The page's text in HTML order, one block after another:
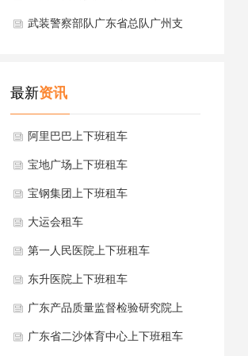
武装警察部队广东省总队广州支
最新资讯
阿里巴巴上下班租车
宝地广场上下班租车
宝钢集团上下班租车
大运会租车
第一人民医院上下班租车
东升医院上下班租车
广东产品质量监督检验研究院上
下班租车
广东省二沙体育中心上下班租车